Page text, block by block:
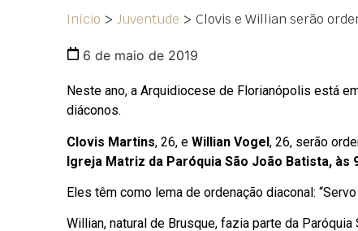
Início > Juventude > Clovis e Willian serão
6 de maio de 2019
Neste ano, a Arquidiocese de Florianópolis está
diáconos.
Clovis Martins, 26, e Willian Vogel, 26, serão
Igreja Matriz da Paróquia São João Batista, às
Eles têm como lema de ordenação diaconal:
Willian, natural de Brusque, fazia parte da